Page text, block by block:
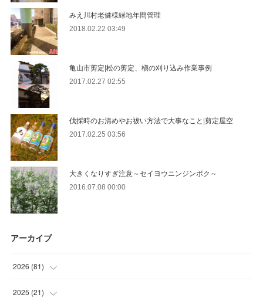
みえ川村老健様緑地年間管理
2018.02.22 03:49
亀山市剪定|松の剪定、槇の刈り込み作業事例
2017.02.27 02:55
伐採時のお清めやお祓い方法で大事なこと|剪定屋空
2017.02.25 03:56
大きくなりすぎ注意～セイヨウニンジンボク～
2016.07.08 00:00
アーカイブ
2026 (81)
(12 )
2025 (21)